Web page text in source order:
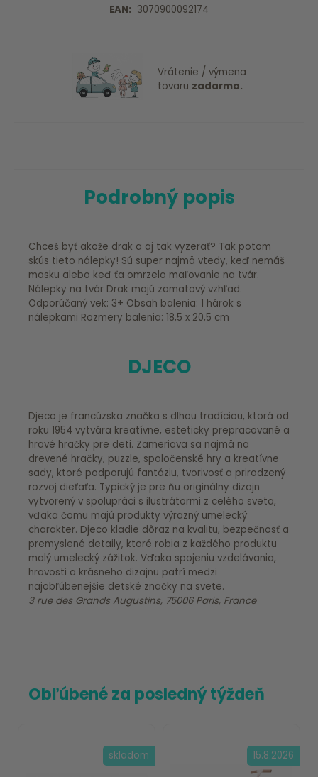
EAN: 3070900092174
Vrátenie / výmena
tovaru zadarmo.
Podrobný popis
Chceš byť akože drak a aj tak vyzerať? Tak potom
skús tieto nálepky! Sú super najmä vtedy, keď nemáš
masku alebo keď ťa omrzelo maľovanie na tvár.
Nálepky na tvár Drak majú zamatový vzhľad.
Odporúčaný vek: 3+ Obsah balenia: 1 hárok s
nálepkami Rozmery balenia: 18,5 x 20,5 cm
DJECO
Djeco je francúzska značka s dlhou tradíciou, ktorá od
roku 1954 vytvára kreatívne, esteticky prepracované a
hravé hračky pre deti. Zameriava sa najmä na
drevené hračky, puzzle, spoločenské hry a kreatívne
sady, ktoré podporujú fantáziu, tvorivosť a prirodzený
rozvoj dieťaťa. Typický je pre ňu originálny dizajn
vytvorený v spolupráci s ilustrátormi z celého sveta,
vďaka čomu majú produkty výrazný umelecký
charakter. Djeco kladie dôraz na kvalitu, bezpečnosť a
premyslené detaily, ktoré robia z každého produktu
malý umelecký zážitok. Vďaka spojeniu vzdelávania,
hravosti a krásneho dizajnu patrí medzi
najobľúbenejšie detské značky na svete.
3 rue des Grands Augustins, 75006 Paris, France
Obľúbené za posledný týždeň
skladom 15.8.2026